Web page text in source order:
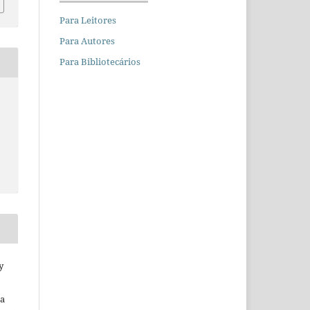
Para Leitores
Para Autores
Para Bibliotecários